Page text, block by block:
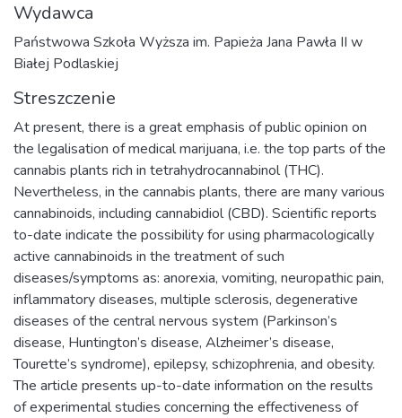
Wydawca
Państwowa Szkoła Wyższa im. Papieża Jana Pawła II w
Białej Podlaskiej
Streszczenie
At present, there is a great emphasis of public opinion on
the legalisation of medical marijuana, i.e. the top parts of the
cannabis plants rich in tetrahydrocannabinol (THC).
Nevertheless, in the cannabis plants, there are many various
cannabinoids, including cannabidiol (CBD). Scientific reports
to-date indicate the possibility for using pharmacologically
active cannabinoids in the treatment of such
diseases/symptoms as: anorexia, vomiting, neuropathic pain,
inflammatory diseases, multiple sclerosis, degenerative
diseases of the central nervous system (Parkinson’s
disease, Huntington’s disease, Alzheimer’s disease,
Tourette’s syndrome), epilepsy, schizophrenia, and obesity.
The article presents up-to-date information on the results
of experimental studies concerning the effectiveness of